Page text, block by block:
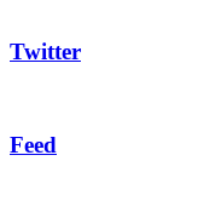
Twitter
Feed